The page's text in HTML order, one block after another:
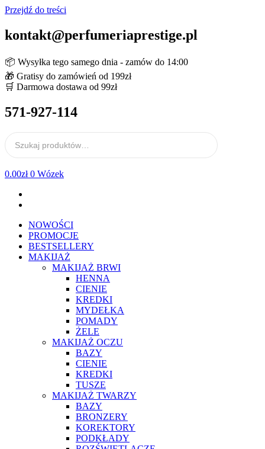
Przejdź do treści
kontakt@perfumeriaprestige.pl
📦 Wysyłka tego samego dnia - zamów do 14:00
🎁 Gratisy do zamówień od 199zł
🛒 Darmowa dostawa od 99zł
571-927-114
0.00zł 0 Wózek
NOWOŚCI
PROMOCJE
BESTSELLERY
MAKIJAŻ
MAKIJAŻ BRWI
HENNA
CIENIE
KREDKI
MYDEŁKA
POMADY
ŻELE
MAKIJAŻ OCZU
BAZY
CIENIE
KREDKI
TUSZE
MAKIJAŻ TWARZY
BAZY
BRONZERY
KOREKTORY
PODKŁADY